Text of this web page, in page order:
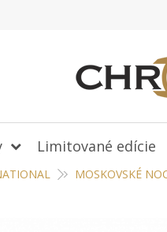
MOSKOVSKÉ
Limitované edície